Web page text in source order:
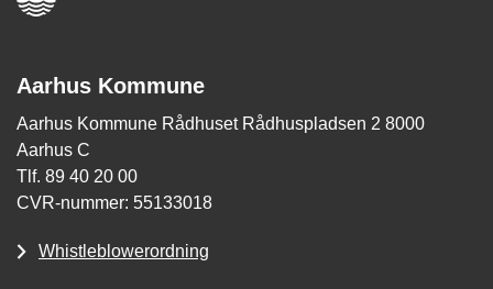
Aarhus Kommune
Aarhus Kommune Rådhuset Rådhuspladsen 2 8000
Aarhus C
Tlf. 89 40 20 00
CVR-nummer: 55133018
Whistleblowerordning